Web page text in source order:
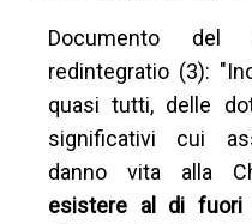
Documento del
redintegratio (3):
quasi tutti, delle
significativi cui
danno vita alla
esistere al di fuori